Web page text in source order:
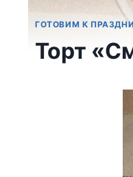
ГОТОВИМ К
Торт